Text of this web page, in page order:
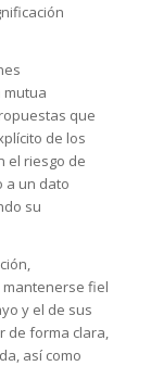
mutua
que
de los
el riesgo de
a un dato
su
fiel
y el de sus
de forma clara,
así como